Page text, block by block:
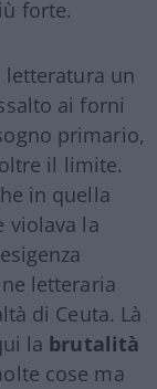
forte.
un
ai forni
primario,
il limite.
in quella
violava la
letteraria
di Ceuta. Là
la brutalità
cose ma